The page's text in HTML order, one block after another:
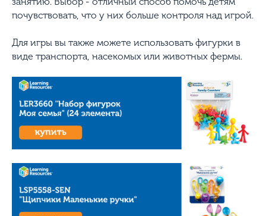
почувствовать, что у них больше контроля над игрой.
Для игры вы также можете использовать фигурки в
виде транспорта, насекомых или животных фермы.